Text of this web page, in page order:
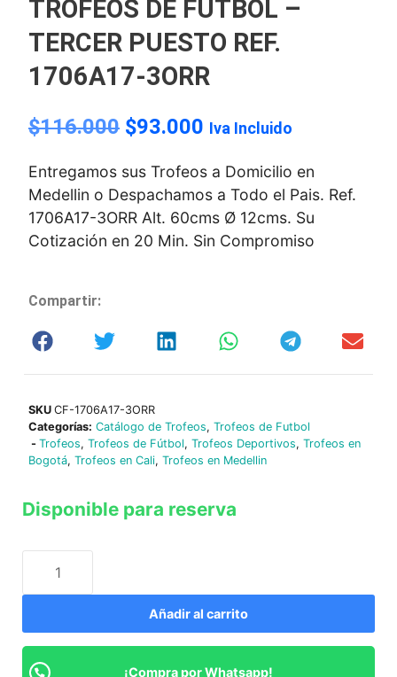
TROFEOS DE FÚTBOL –
TERCER PUESTO REF.
1706A17-3ORR
$116.000 $93.000 Iva Incluido
Entregamos sus Trofeos a Domicilio en
Medellin o Despachamos a Todo el Pais. Ref.
1706A17-3ORR Alt. 60cms Ø 12cms. Su
Cotización en 20 Min. Sin Compromiso
Compartir:
SKU CF-1706A17-3ORR
Categorías: Catálogo de Trofeos, Trofeos de Futbol
- Trofeos, Trofeos de Fútbol, Trofeos Deportivos, Trofeos en
Bogotá, Trofeos en Cali, Trofeos en Medellin
Disponible para reserva
Añadir al carrito
¡Compra por Whatsapp!